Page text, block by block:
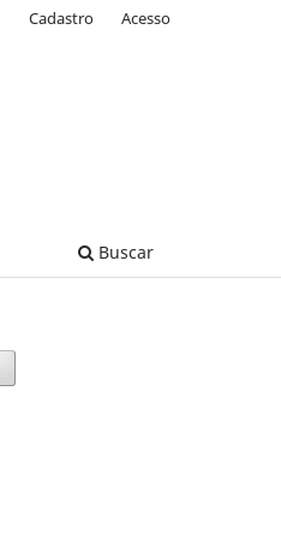
Buscar
Cadastro Acesso